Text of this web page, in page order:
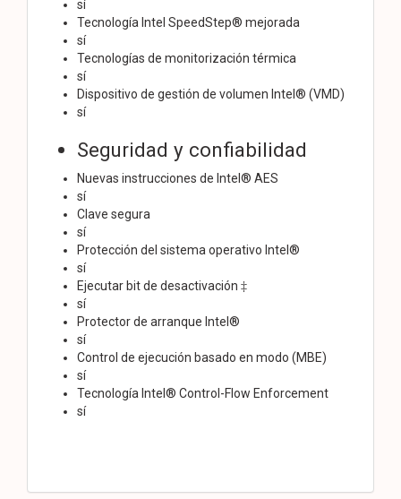
sí
Tecnología Intel SpeedStep® mejorada
sí
Tecnologías de monitorización térmica
sí
Dispositivo de gestión de volumen Intel® (VMD)
sí
Seguridad y confiabilidad
Nuevas instrucciones de Intel® AES
sí
Clave segura
sí
Protección del sistema operativo Intel®
sí
Ejecutar bit de desactivación ‡
sí
Protector de arranque Intel®
sí
Control de ejecución basado en modo (MBE)
sí
Tecnología Intel® Control-Flow Enforcement
sí